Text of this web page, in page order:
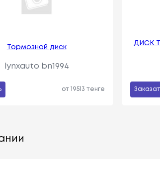
Тормозной диск
lynxauto bn1994
от 19513 тенге
ДИСК